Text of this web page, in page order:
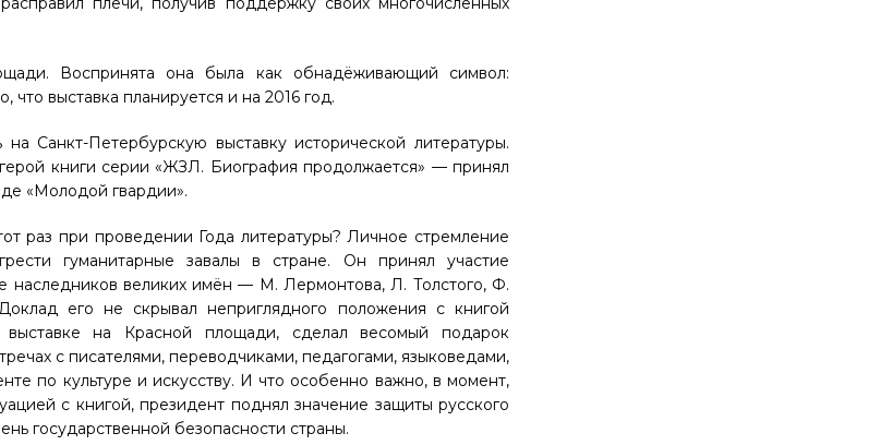
Воспринята она была как обнадёживающий символ:
выставка планируется и на 2016 год.
Санкт-Петербурскую выставку исторической литературы.
книги серии «ЖЗЛ. Биография продолжается» — принял
«Молодой гвардии».
раз при проведении Года литературы? Личное стремление
гуманитарные завалы в стране. Он принял участие
наследников великих имён — М. Лермонтова, Л. Толстого, Ф.
его не скрывал неприглядного положения с книгой
на Красной площади, сделал весомый подарок
с писателями, переводчиками, педагогами, языковедами,
по культуре и искусству. И что особенно важно, в момент,
с книгой, президент поднял значение защиты русского
государственной безопасности страны.